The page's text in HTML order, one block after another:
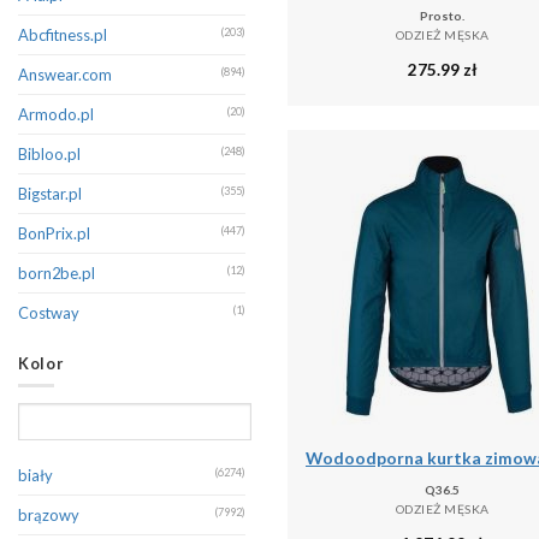
Champion (213)
CMP (402)
Columbia (172)
Dare 2B (389)
Decathlon (131)
Diesel (145)
Dsquared2 (132)
Dstrezzed (351)
Eight2Nine
Endurance (121)
Erima (267)
Abcfitness.pl (203)
Answear.com (894)
Armodo.pl (20)
Bibloo.pl (248)
Bigstar.pl (355)
BonPrix.pl (447)
born2be.pl (12)
Costway (1)
Denimo.com
Emaga (1)
Eobuwie (197)
Kolor
biały (6274)
brązowy (7992)
Prosto.
ODZIEŻ MĘSKA
275.99 zł
Q36.5
ODZIEŻ MĘSKA